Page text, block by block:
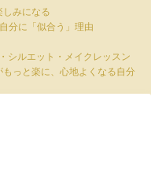
しみになる
分に「似合う」理由
シルエット・メイクレッスン
もっと楽に、心地よくなる自分